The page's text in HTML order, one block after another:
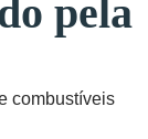
pela
combustíveis